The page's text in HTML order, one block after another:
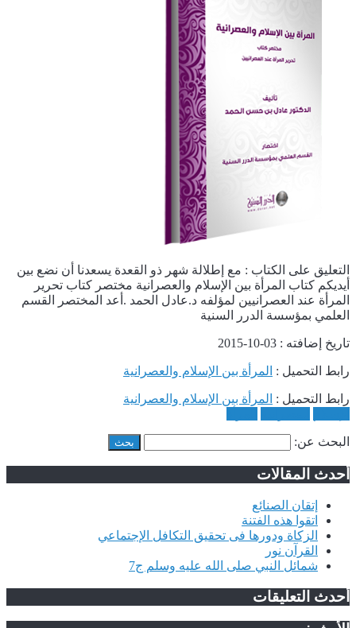
التعليق على الكتاب : مع إطلالة شهر ذو القعدة يسعدنا أن نضع بين
أيديكم كتاب المرأة بين الإسلام والعصرانية مختصر كتاب تحرير
المرأة عند العصرانيين لمؤلفه د.عادل الحمد .أعد المختصر القسم
العلمي بمؤسسة الدرر السنية
تاريخ إضافته : 03-10-2015
رابط التحميل : المرأة بين الإسلام والعصرانية
رابط التحميل : المرأة بين الإسلام والعصرانية
البحث عن:
أحدث المقالات
إتقان الصنائع
اتقوا هذه الفتنة
الزكاة ودورها فى تحقيق التكافل الإجتماعي
القرآن نور
شمائل النبي صلى الله عليه وسلم ج7
أحدث التعليقات